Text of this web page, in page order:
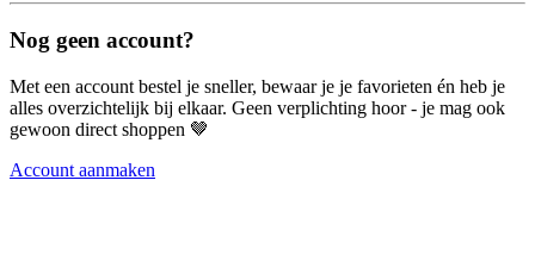
Nog geen account?
Met een account bestel je sneller, bewaar je je favorieten én heb je
alles overzichtelijk bij elkaar. Geen verplichting hoor - je mag ook
gewoon direct shoppen 🤎
Account aanmaken